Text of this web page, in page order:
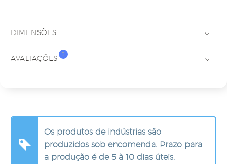
DIMENSÕES
AVALIAÇÕES
3
Os produtos de indústrias são
produzidos sob encomenda. Prazo para
a produção é de 5 à 10 dias úteis.